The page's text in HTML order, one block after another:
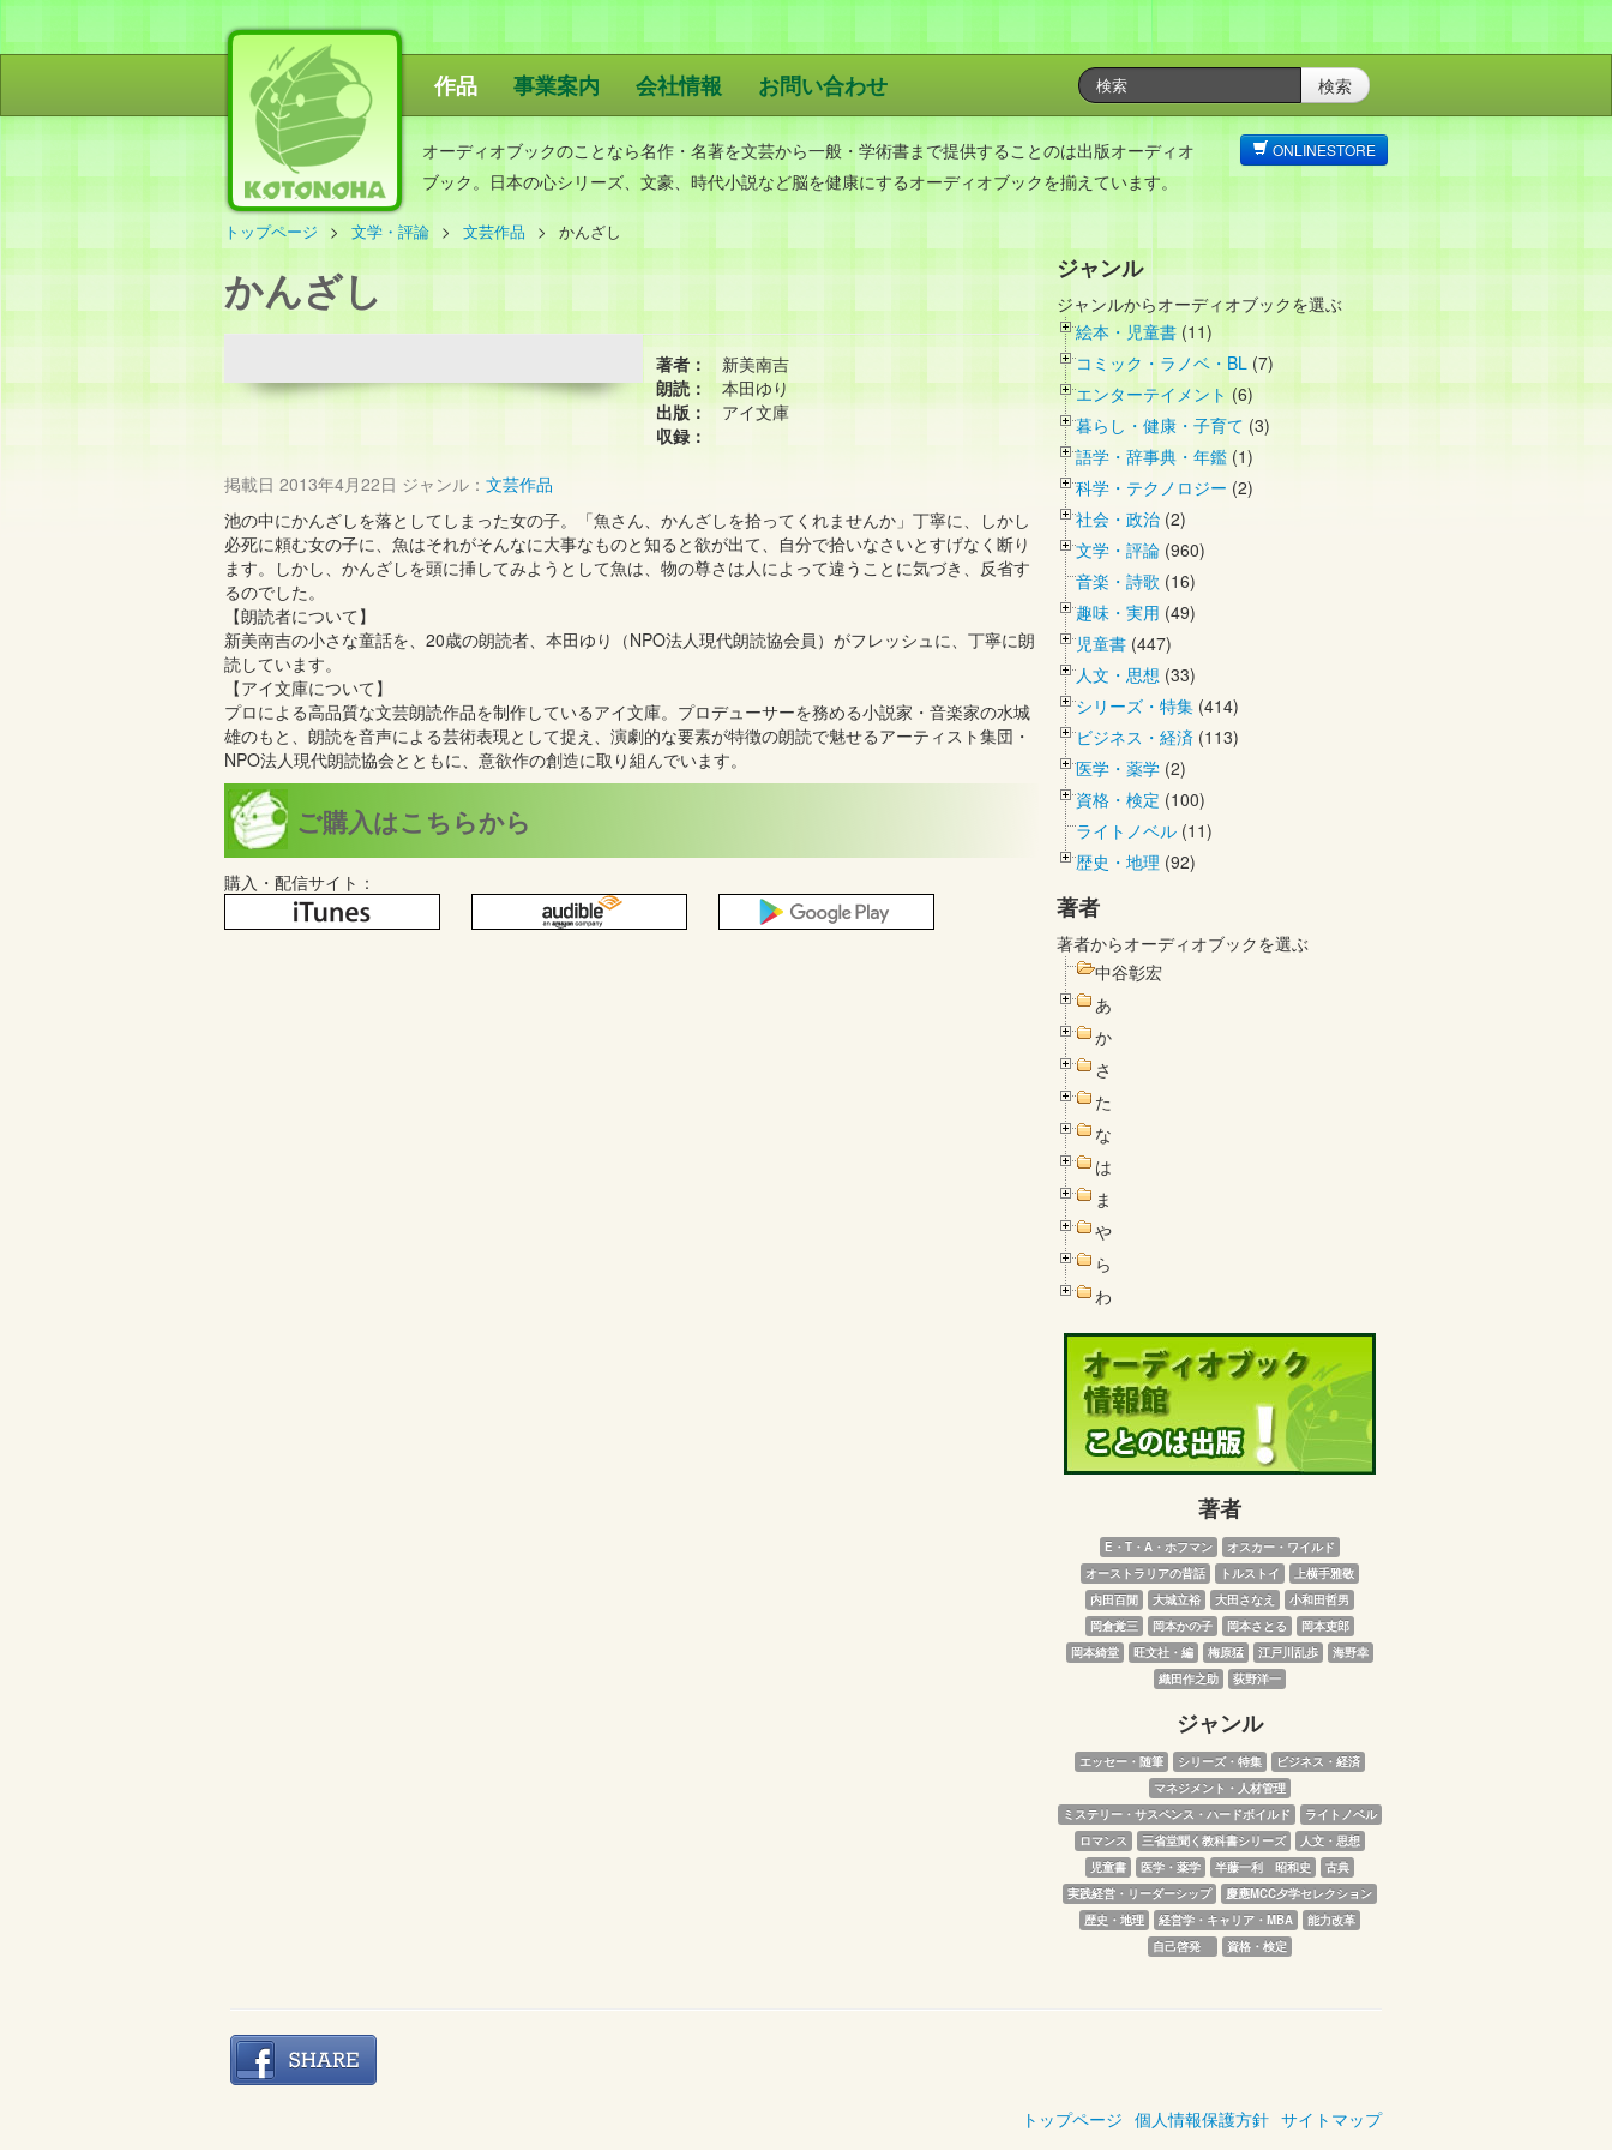
ことのは出版
作品 事業案内 会社情報 お問い合わせ 検索
オーディオブックのことなら名作・名著を文芸から一般・学術書まで提供することのは出版オーディオ
ブック。日本の心シリーズ、文豪、時代小説など脳を健康にするオーディオブックを揃えています。
ONLINESTORE
トップページ 文学・評論 文芸作品 かんざし
かんざし
著者：
新美南吉
朗読：
本田ゆり
出版：
アイ文庫
収録：
掲載日 2013年4月22日 ジャンル： 文芸作品
池の中にかんざしを落としてしまった女の子。「魚さん、かんざしを拾ってくれませんか」丁寧に、しかし
必死に頼む女の子に、魚はそれがそんなに大事なものと知ると欲が出て、自分で拾いなさいとすげなく断り
ます。しかし、かんざしを頭に挿してみようとして魚は、物の尊さは人によって違うことに気づき、反省す
るのでした。
【朗読者について】
新美南吉の小さな童話を、20歳の朗読者、本田ゆり（NPO法人現代朗読協会員）がフレッシュに、丁寧に朗
読しています。
【アイ文庫について】
プロによる高品質な文芸朗読作品を制作しているアイ文庫。プロデューサーを務める小説家・音楽家の水城
雄のもと、朗読を音声による芸術表現として捉え、演劇的な要素が特徴の朗読で魅せるアーティスト集団・
NPO法人現代朗読協会とともに、意欲作の創造に取り組んでいます。
ご購入はこちらから
購入・配信サイト：
ジャンル
ジャンルからオーディオブックを選ぶ
絵本・児童書 (11)
コミック・ラノベ・BL (7)
エンターテイメント (6)
暮らし・健康・子育て (3)
語学・辞事典・年鑑 (1)
科学・テクノロジー (2)
社会・政治 (2)
文学・評論 (960)
音楽・詩歌 (16)
趣味・実用 (49)
児童書 (447)
人文・思想 (33)
シリーズ・特集 (414)
ビジネス・経済 (113)
医学・薬学 (2)
資格・検定 (100)
ライトノベル (11)
歴史・地理 (92)
著者
著者からオーディオブックを選ぶ
中谷彰宏
あ
か
さ
た
な
は
ま
や
ら
わ
著者
E・T・A・ホフマン
オスカー・ワイルド
オーストラリアの昔話
トルストイ
上横手雅敬
内田百閒
大城立裕 大田さなえ
小和田哲男
岡倉覚三
岡本かの子 岡本さとる
岡本吏郎
岡本綺堂
旺文社・編 梅原猛 江戸川乱歩
海野幸
織田作之助
荻野洋一
ジャンル
エッセー・随筆 シリーズ・特集
ビジネス・経済
マネジメント・人材管理
ミステリー・サスペンス・ハードボイルド
ライトノベル
ロマンス
三省堂聞く教科書シリーズ
人文・思想
児童書
医学・薬学 半藤一利　昭和史
古典
実践経営・リーダーシップ
慶應MCC夕学セレクション
歴史・地理
経営学・キャリア・MBA
能力改革
自己啓発
資格・検定
トップページ 個人情報保護方針 サイトマップ